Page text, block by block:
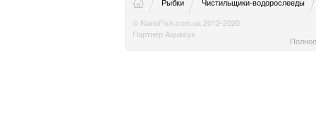
© NanoFish.com.ua 2012-2020
Партнер Aquasys